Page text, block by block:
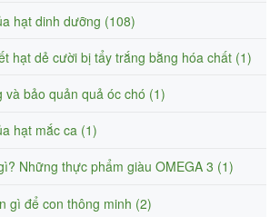
hạt dinh dưỡng (108)
hạt dẻ cười bị tẩy trắng bằng hóa chất (1)
và bảo quản quả óc chó (1)
hạt mắc ca (1)
Những thực phẩm giàu OMEGA 3 (1)
gì để con thông minh (2)